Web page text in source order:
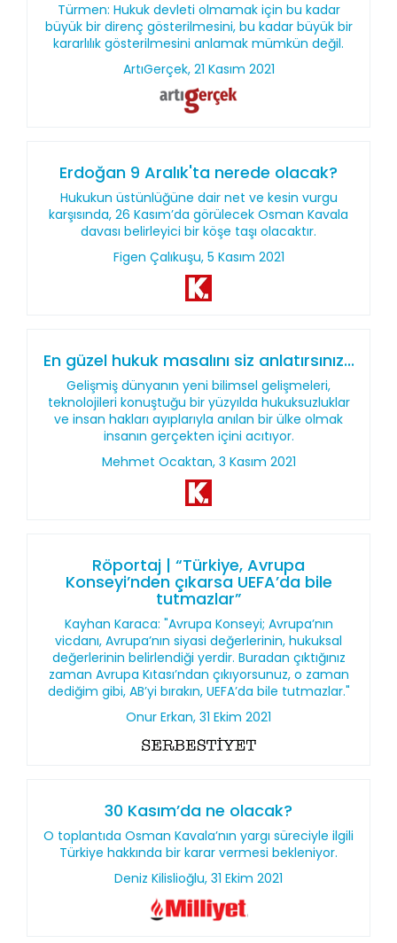
Türmen: Hukuk devleti olmamak için bu kadar
büyük bir direnç gösterilmesini, bu kadar büyük bir
kararlılık gösterilmesini anlamak mümkün değil.
ArtıGerçek, 21 Kasım 2021
Erdoğan 9 Aralık'ta nerede olacak?
Hukukun üstünlüğüne dair net ve kesin vurgu
karşısında, 26 Kasım’da görülecek Osman Kavala
davası belirleyici bir köşe taşı olacaktır.
Figen Çalıkuşu, 5 Kasım 2021
En güzel hukuk masalını siz anlatırsınız...
Gelişmiş dünyanın yeni bilimsel gelişmeleri,
teknolojileri konuştuğu bir yüzyılda hukuksuzluklar
ve insan hakları ayıplarıyla anılan bir ülke olmak
insanın gerçekten içini acıtıyor.
Mehmet Ocaktan, 3 Kasım 2021
Röportaj | “Türkiye, Avrupa
Konseyi’nden çıkarsa UEFA’da bile
tutmazlar”
Kayhan Karaca: "Avrupa Konseyi; Avrupa’nın
vicdanı, Avrupa’nın siyasi değerlerinin, hukuksal
değerlerinin belirlendiği yerdir. Buradan çıktığınız
zaman Avrupa Kıtası’ndan çıkıyorsunuz, o zaman
dediğim gibi, AB’yi bırakın, UEFA’da bile tutmazlar."
Onur Erkan, 31 Ekim 2021
30 Kasım’da ne olacak?
O toplantıda Osman Kavala’nın yargı süreciyle ilgili
Türkiye hakkında bir karar vermesi bekleniyor.
Deniz Kilislioğlu, 31 Ekim 2021